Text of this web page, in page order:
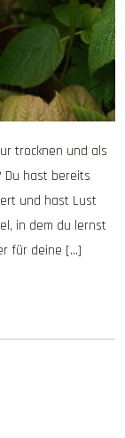
trocknen und als
Du hast bereits
und hast Lust
in dem du lernst
für deine […]